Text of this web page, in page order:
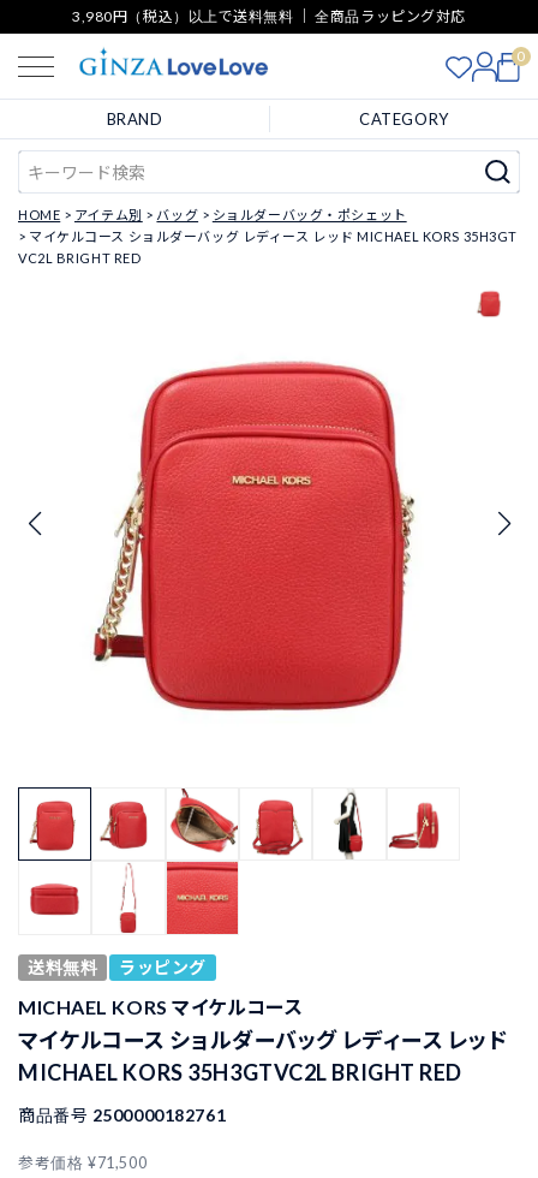
3,980円（税込）以上で送料無料 ｜ 全商品ラッピング対応
0
BRAND CATEGORY
HOME アイテム別 バッグ
ショルダーバッグ・ポシェット
マイケルコース ショルダーバッグ レディース レッド MICHAEL KORS 35H3GT
VC2L BRIGHT RED
送料無料 ラッピング
MICHAEL KORS マイケルコース
マイケルコース ショルダーバッグ レディース レッド
MICHAEL KORS 35H3GTVC2L BRIGHT RED
商品番号 2500000182761
参考価格 ¥71,500